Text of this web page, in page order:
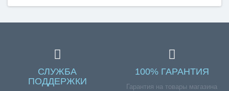
СЛУЖБА
ПОДДЕРЖКИ
100% ГАРАНТИЯ
Гарантия на товары магазина